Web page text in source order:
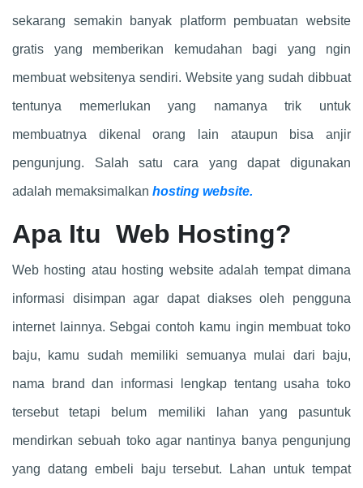
sekarang semakin banyak platform pembuatan website
gratis yang memberikan kemudahan bagi yang ngin
membuat websitenya sendiri. Website yang sudah dibbuat
tentunya memerlukan yang namanya trik untuk
membuatnya dikenal orang lain ataupun bisa anjir
pengunjung. Salah satu cara yang dapat digunakan
adalah memaksimalkan hosting website.
Apa Itu Web Hosting?
Web hosting atau hosting website adalah tempat dimana
informasi disimpan agar dapat diakses oleh pengguna
internet lainnya. Sebgai contoh kamu ingin membuat toko
baju, kamu sudah memiliki semuanya mulai dari baju,
nama brand dan informasi lengkap tentang usaha toko
tersebut tetapi belum memiliki lahan yang pasuntuk
mendirkan sebuah toko agar nantinya banya pengunjung
yang datang embeli baju tersebut. Lahan untuk tempat